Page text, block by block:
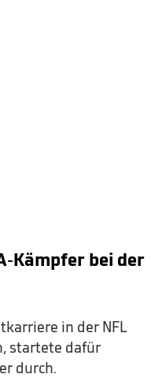
Kämpfer bei der
in der NFL
startete dafür
durch.